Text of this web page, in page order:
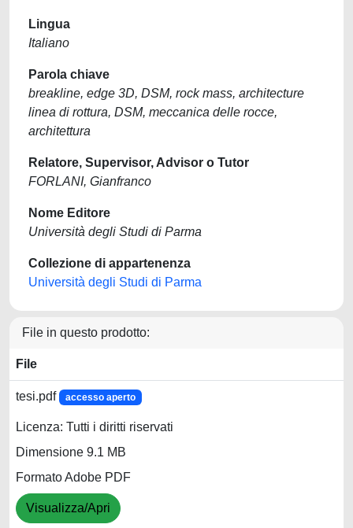
Lingua
Italiano
Parola chiave
breakline, edge 3D, DSM, rock mass, architecture
linea di rottura, DSM, meccanica delle rocce,
architettura
Relatore, Supervisor, Advisor o Tutor
FORLANI, Gianfranco
Nome Editore
Università degli Studi di Parma
Collezione di appartenenza
Università degli Studi di Parma
File in questo prodotto:
File
tesi.pdf accesso aperto
Licenza: Tutti i diritti riservati
Dimensione 9.1 MB
Formato Adobe PDF
Visualizza/Apri